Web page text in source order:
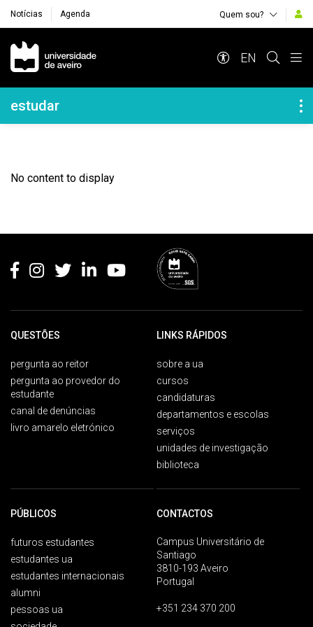
Notícias Agenda Quem sou?
Navegação Principal
EN
Navegação Lateral
estudar
No content to display
QUESTÕES
pergunta ao reitor
pergunta ao provedor do
estudante
canal de denúncias
livro amarelo eletrónico
LINKS RÁPIDOS
sobre a ua
cursos
candidaturas
departamentos e escolas
serviços
unidades de investigação
biblioteca
PÚBLICOS
futuros estudantes
estudantes ua
estudantes internacionais
alumni
pessoas ua
CONTACTOS
Campus Universitário de
Santiago
3810-193 Aveiro
Portugal
+351 234 370 200